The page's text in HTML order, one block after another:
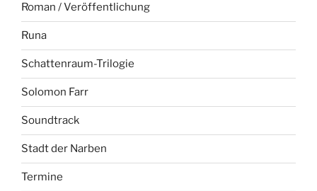
Roman / Veröffentlichung
Runa
Schattenraum-Trilogie
Solomon Farr
Soundtrack
Stadt der Narben
Termine